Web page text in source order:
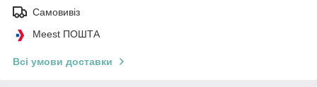
Самовивіз
Meest ПОШТА
Всі умови доставки